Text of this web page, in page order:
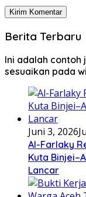
Berita Terbaru
Ini adalah contoh
sesuaikan pada
Juni 3, 2026
Al-Farlaky
Kuta
Lancar